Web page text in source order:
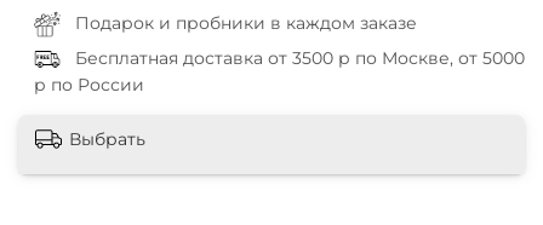
Подарок и пробники в каждом заказе
Бесплатная доставка от 3500 р по Москве, от 5000
р по России
Выбрать